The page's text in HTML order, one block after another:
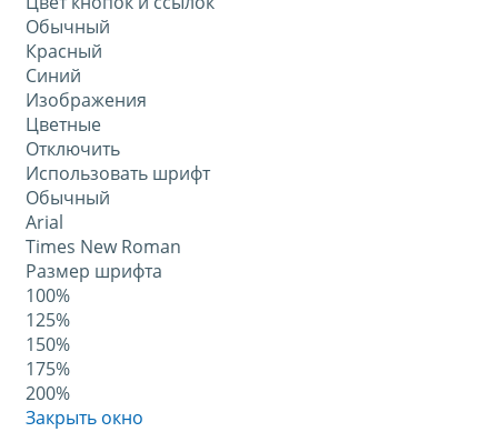
Обычный
Красный
Синий
Изображения
Цветные
Отключить
Использовать шрифт
Обычный
Arial
Times New Roman
Размер шрифта
100%
125%
150%
175%
200%
Закрыть окно